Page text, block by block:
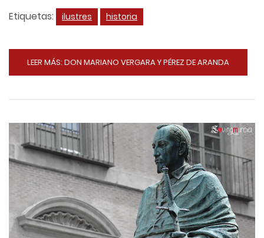
Etiquetas:
ilustres historia
LEER MÁS: DON MARIANO VERGARA Y PÉREZ DE ARANDA